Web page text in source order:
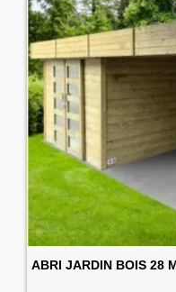
ABRI JARDIN BOIS 28